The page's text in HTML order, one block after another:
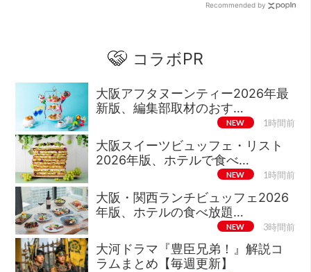
Recommended by
コラボPR
大阪アフタヌーンティー2026年最
新版、編集部取材のおす…
NEW 1時間前
大阪スイーツビュッフェ・リスト
2026年版、ホテルで食べ…
NEW 1時間前
大阪・関西ランチビュッフェ2026
年版、ホテルの食べ放題…
NEW 3時間前
大河ドラマ『豊臣兄弟！』解説コ
ラムまとめ【毎週更新】